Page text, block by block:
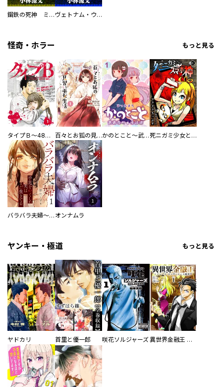
鋼鉄の死神 ミヒャエル・ビットマン戦記 ヴェトナム・ウォー VIETNAM WAR
怪奇・ホラー もっと見る
タイプＢ～48時間後、致死率100％～【単話】 百々とお狐の見習い巫女生活【単行本版】 かのとこと～武蔵花町怪話譚～ 【連載版】 死ニガミ少女とスマホ神
バラバラ夫婦～手足をなくした夫はまだ生きてる オンナムラ
ヤンキー・極道 もっと見る
ヤドカリ 首里と優一郎 咲花ソルジャーズ 異世界金融王 ～クローネ・ゴルディオンの覇道～